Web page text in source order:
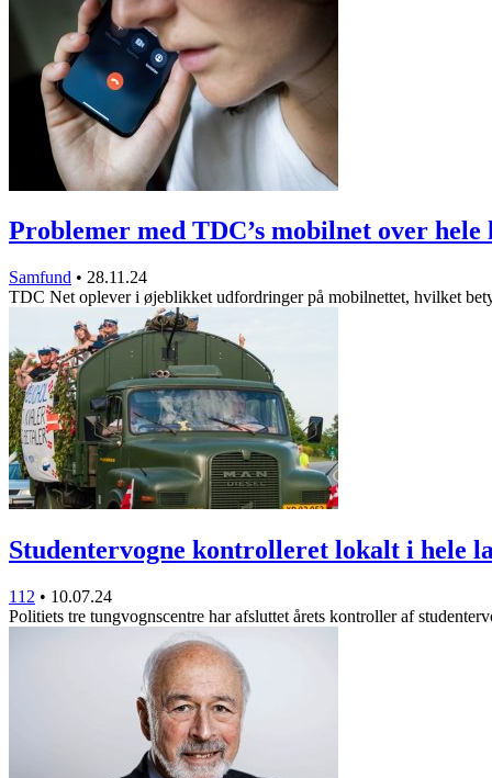
Problemer med TDC’s mobilnet over hele
Samfund • 28.11.24
TDC Net oplever i øjeblikket udfordringer på mobilnettet, hvilket
Studentervogne kontrolleret lokalt i hele
112 • 10.07.24
Politiets tre tungvognscentre har afsluttet årets kontroller af